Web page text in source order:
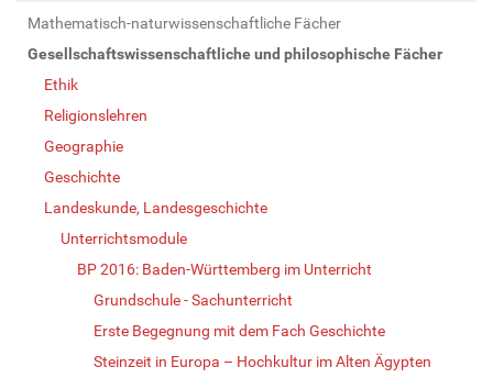
Mathematisch-naturwissenschaftliche Fächer
Gesellschaftswissenschaftliche und philosophische Fächer
Ethik
Religionslehren
Geographie
Geschichte
Landeskunde, Landesgeschichte
Unterrichtsmodule
BP 2016: Baden-Württemberg im Unterricht
Grundschule - Sachunterricht
Erste Begegnung mit dem Fach Geschichte
Steinzeit in Europa – Hochkultur im Alten Ägypten